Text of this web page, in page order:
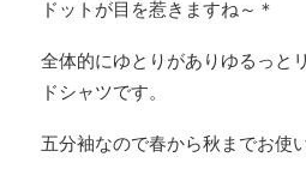
ドットが目を惹きますね～＊
全体的にゆとりがありゆるっと
ドシャツです。
五分袖なので春から秋までお使